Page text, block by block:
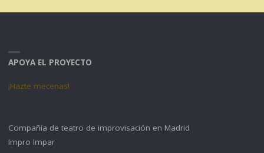
APOYA EL PROYECTO
¡Hazte mecenas!
Compañía de teatro de improvisación en Madrid
Impro Impar